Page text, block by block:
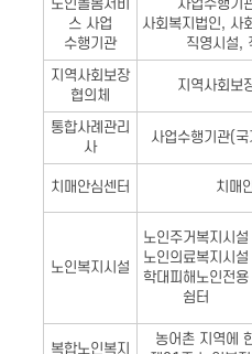
노인돌봄서비
스 사업
수행기관
사업수행기
사회복지법인, 사
직영시설,
지역사회보장
협의체
지역사회보
통합사례관리
사
사업수행기관(
치매안심센터 치매
노인복지시설
노인주거복지시설
노인의료복지시설
학대피해노인전용
쉼터
복합노인복지
농어촌 지역에